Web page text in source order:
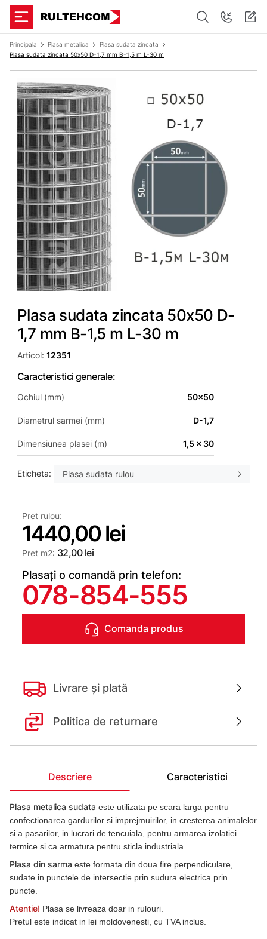
Principala Plasa metalica
Plasa sudata zincata
Plasa sudata zincata 50х50 D-1,7 mm B-1,5 m L-30 m
Plasa sudata zincata 50х50 D-
1,7 mm B-1,5 m L-30 m
Articol: 12351
Caracteristici generale:
Ochiul (mm) 50x50
Diametrul sarmei (mm) D-1,7
Dimensiunea plasei (m) 1,5 x 30
Eticheta: Plasa sudata rulou
Pret rulou:
1440,00 lei
Pret m2: 32,00 lei
Plasați o comandă prin telefon:
078-854-555
Comanda produs
Livrare și plată
Politica de returnare
Descriere Caracteristici
Plasa metalica sudata este utilizata pe scara larga pentru
confectionarea gardurilor si imprejmuirilor, in cresterea animalelor
si a pasarilor, in lucrari de tencuiala, pentru armarea izolatiei
termice si ca armatura pentru sticla industriala.
Plasa din sarma este formata din doua fire perpendiculare,
sudate in punctele de intersectie prin sudura electrica prin
puncte.
Atentie! Plasa se livreaza doar in rulouri.
Pretul este indicat in lei moldovenesti, cu TVA inclus.